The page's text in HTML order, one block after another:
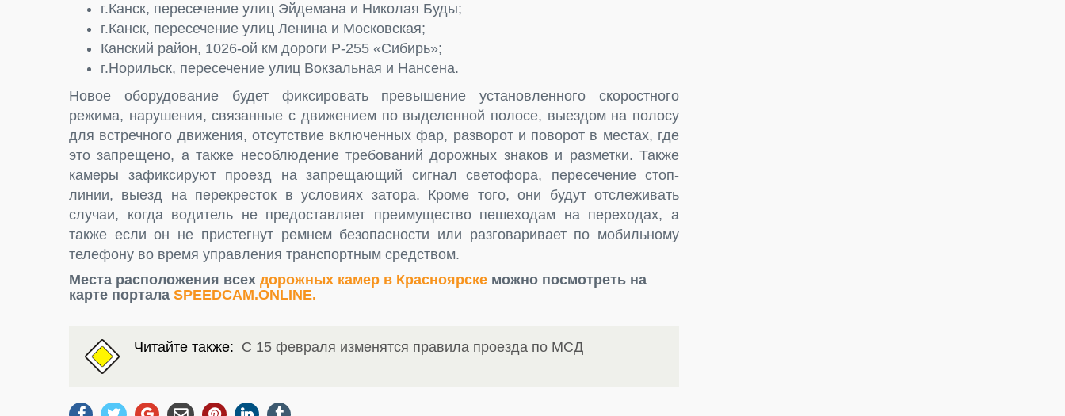
г.Канск, пересечение улиц Эйдемана и Николая Буды;
г.Канск, пересечение улиц Ленина и Московская;
Канский район, 1026-ой км дороги Р-255 «Сибирь»;
г.Норильск, пересечение улиц Вокзальная и Нансена.
Новое оборудование будет фиксировать превышение установленного скоростного
режима, нарушения, связанные с движением по выделенной полосе, выездом на полосу
для встречного движения, отсутствие включенных фар, разворот и поворот в местах, где
это запрещено, а также несоблюдение требований дорожных знаков и разметки. Также
камеры зафиксируют проезд на запрещающий сигнал светофора, пересечение стоп-
линии, выезд на перекресток в условиях затора. Кроме того, они будут отслеживать
случаи, когда водитель не предоставляет преимущество пешеходам на переходах, а
также если он не пристегнут ремнем безопасности или разговаривает по мобильному
телефону во время управления транспортным средством.
Места расположения всех дорожных камер в Красноярске можно посмотреть на
карте портала SPEEDCAM.ONLINE.
Читайте также: С 15 февраля изменятся правила проезда по МСД